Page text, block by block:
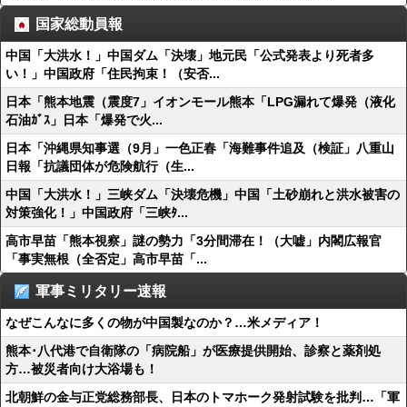
国家総動員報
中国「大洪水！」中国ダム「決壊」地元民「公式発表より死者多
い！」中国政府「住民拘束！（安否...
日本「熊本地震（震度7」イオンモール熊本「LPG漏れて爆発（液化
石油ｶﾞｽ」日本「爆発で火...
日本「沖縄県知事選（9月」一色正春「海難事件追及（検証」八重山
日報「抗議団体が危険航行（生...
中国「大洪水！」三峡ダム「決壊危機」中国「土砂崩れと洪水被害の
対策強化！」中国政府「三峡ﾀ...
高市早苗「熊本視察」謎の勢力「3分間滞在！（大嘘」内閣広報官
「事実無根（全否定」高市早苗「...
軍事ミリタリー速報
なぜこんなに多くの物が中国製なのか？…米メディア！
熊本･八代港で自衛隊の「病院船」が医療提供開始、診察と薬剤処
方…被災者向け大浴場も！
北朝鮮の金与正党総務部長、日本のトマホーク発射試験を批判…「軍